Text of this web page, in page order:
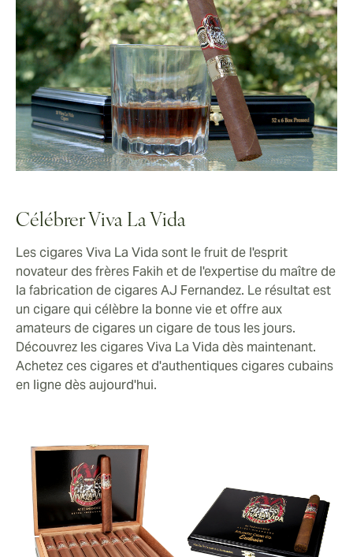
Célébrer Viva La Vida
Les cigares Viva La Vida sont le fruit de l'esprit
novateur des frères Fakih et de l'expertise du maître de
la fabrication de cigares AJ Fernandez. Le résultat est
un cigare qui célèbre la bonne vie et offre aux
amateurs de cigares un cigare de tous les jours.
Découvrez les cigares Viva La Vida dès maintenant.
Achetez ces cigares et d'authentiques cigares cubains
en ligne dès aujourd'hui.